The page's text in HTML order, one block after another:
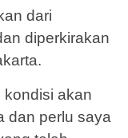
dari
diperkirakan
kondisi akan
dan perlu saya